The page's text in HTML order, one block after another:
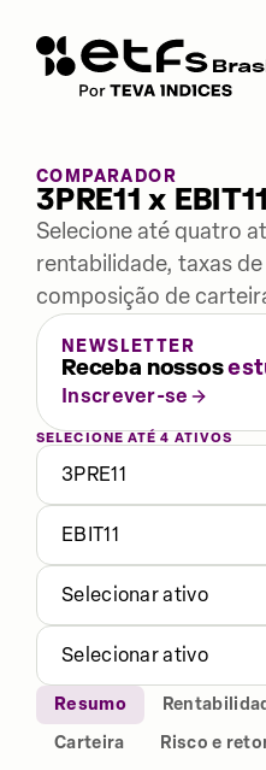
COMPARADOR
3PRE11 x EBIT11
Selecione até quatro
rentabilidade, taxas
composição de
NEWSLETTER
Receba nossos
Inscrever-se
SELECIONE ATÉ 4 ATIVOS
3PRE11
EBIT11
Selecionar ativo
Selecionar ativo
Resumo
Carteira
Risco e